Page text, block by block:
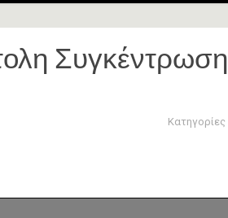
Συγκέντρωση
Κατηγορίες